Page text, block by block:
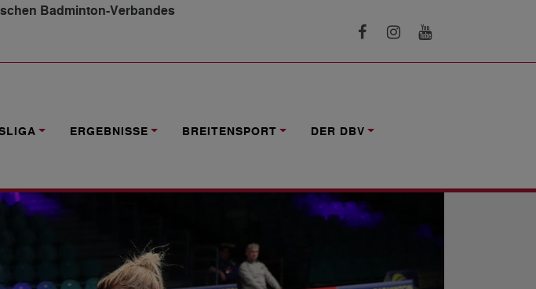
Badminton-Verbandes
ERGEBNISSE BREITENSPORT DER DBV